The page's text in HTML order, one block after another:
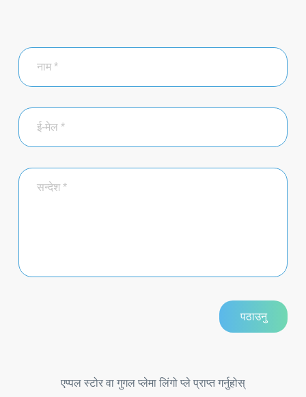
एप्पल स्टोर वा गुगल प्लेमा लिंगो प्ले प्राप्त गर्नुहोस्